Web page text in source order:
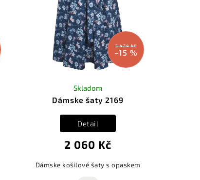
2 424 Kč
–15 %
Dámske šaty 2169
Skladom
2 060 Kč
Detail
Dámske košilové šaty s opaskem